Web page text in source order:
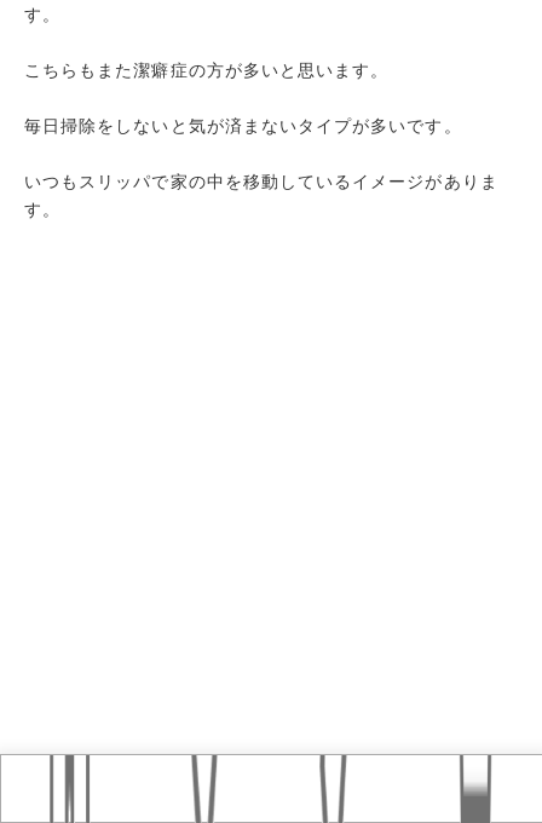
す。
こちらもまた潔癖症の方が多いと思います。
毎日掃除をしないと気が済まないタイプが多いです。
いつもスリッパで家の中を移動しているイメージがありま
す。
おすすめ記事